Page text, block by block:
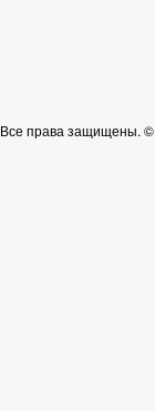
Все права защищены. ©